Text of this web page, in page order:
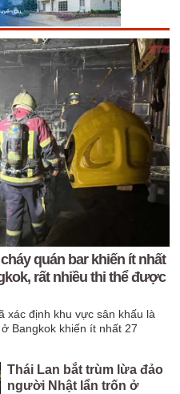
quán bar khiến ít nhất
rất nhiều thi thể được
xác định khu vực sân khấu là
Bangkok khiến ít nhất 27
Thái Lan bắt trùm lừa đảo
người Nhật lẩn trốn ở